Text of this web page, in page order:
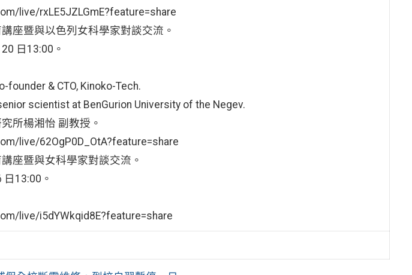
live/rxLE5JZLGmE?feature=share
座暨與以色列女科學家對談交流。
日13:00。
founder & CTO, Kinoko-Tech.
scientist at BenGurion University of the Negev.
所楊湘怡 副教授。
live/62OgP0D_OtA?feature=share
座暨與女科學家對談交流。
13:00。
live/i5dYWkqid8E?feature=share